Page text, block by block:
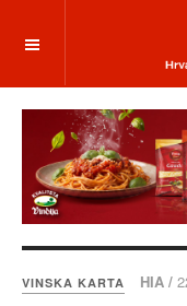
VINSKA KARTA HIA /